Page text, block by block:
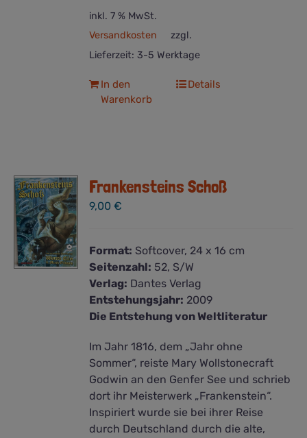
inkl. 7 % MwSt.
zzgl.
Versandkosten
Lieferzeit: 3-5 Werktage
In den
Warenkorb
Details
Frankensteins Schoß
9,00€
Format: Softcover, 24 x 16 cm
Seitenzahl: 52, S/W
Verlag: Dantes Verlag
Entstehungsjahr: 2009
Die Entstehung von Weltliteratur
Im Jahr 1816, dem „Jahr ohne
Sommer“, reiste Mary Wollstonecraft
Godwin an den Genfer See und schrieb
dort ihr Meisterwerk „Frankenstein“.
Inspiriert wurde sie bei ihrer Reise
durch Deutschland durch die alte,